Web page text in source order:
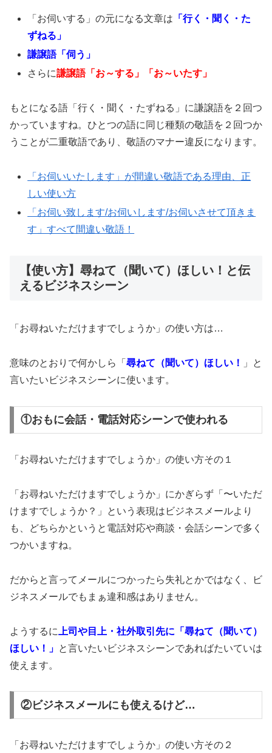
「お伺いする」の元になる文章は 「行く・聞く・た
ずねる」
謙譲語「伺う」
さらに謙譲語「お～する」「お～いたす」
もとになる語「行く・聞く・たずねる」に謙譲語を２回つ
かっていますね。ひとつの語に同じ種類の敬語を２回つか
うことが二重敬語であり、敬語のマナー違反になります。
「お伺いいたします」が間違い敬語である理由、正
しい使い方
「お伺い致します/お伺いします/お伺いさせて頂きま
す」すべて間違い敬語！
【使い方】尋ねて（聞いて）ほしい！と伝
えるビジネスシーン
「お尋ねいただけますでしょうか」の使い方は…
意味のとおりで何かしら「 尋ねて（聞いて）ほしい！
」と
言いたいビジネスシーンに使います。
①おもに会話・電話対応シーンで使われる
「お尋ねいただけますでしょうか」の使い方その１
「お尋ねいただけますでしょうか」にかぎらず「〜いただ
けますでしょうか？」という表現はビジネスメールより
も、どちらかというと電話対応や商談・会話シーンで多く
つかいますね。
だからと言ってメールにつかったら失礼とかではなく、ビ
ジネスメールでもまぁ違和感はありません。
ようするに
上司や目上・社外取引先に「尋ねて（聞いて）
ほしい！」 と言いたいビジネスシーンであればたいていは
使えます。
②ビジネスメールにも使えるけど…
「お尋ねいただけますでしょうか」の使い方その２